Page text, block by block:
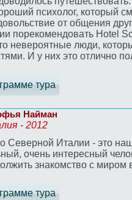
психолог, который
от общения
порекомендовать Hotel
невероятные люди,
И у них это отлично
тура
Найман
- 2012
Северной Италии - это
очень интересный
знакомство с миром
тура